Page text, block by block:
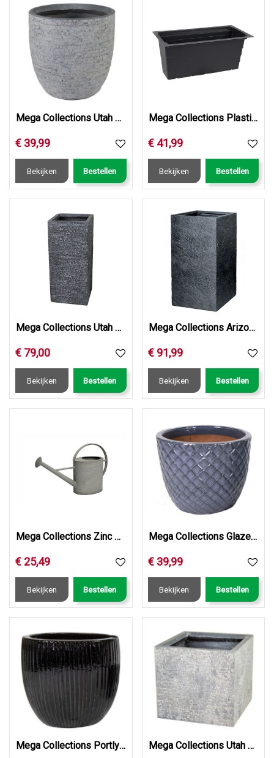
Mega Collections Utah Egg Pot Washed Grey D39H38
€ 39,99
Bekijken Bestellen
Mega Collections Plastic Insert Bigular Black L60W30H26
€ 41,99
Bekijken Bestellen
Mega Collections Utah Cubihi Graphite W34H71
€ 79,00
Bekijken Bestellen
Mega Collections Arizona Cubihi Graphite W33H70
€ 91,99
Bekijken Bestellen
Mega Collections Zinc Old Look Watering Can Oval 7L
€ 25,49
Bekijken Bestellen
Mega Collections Glazed Egg Pineapple Antique Grey D38H30
€ 39,99
Bekijken Bestellen
Mega Collections Portly Egg Rib Shiny Black D37H34 Mega Collections Utah Cubi Washed Grey W35H30